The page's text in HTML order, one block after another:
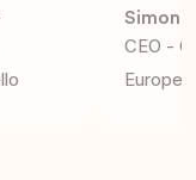
Simon
CEO -
Europe